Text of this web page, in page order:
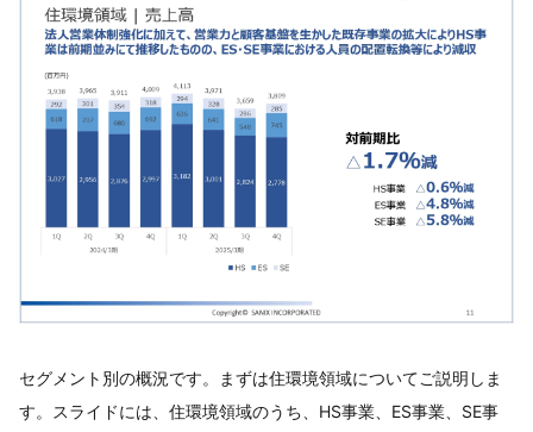
セグメント別の概況です。まずは住環境領域についてご説明しま
す。スライドには、住環境領域のうち、HS事業、ES事業、SE事